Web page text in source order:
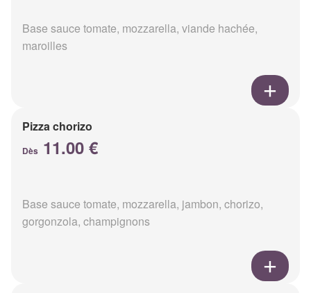
Base sauce tomate, mozzarella, viande hachée,
maroilles
Pizza chorizo
Dès 11.00 €
Base sauce tomate, mozzarella, jambon, chorizo,
gorgonzola, champignons